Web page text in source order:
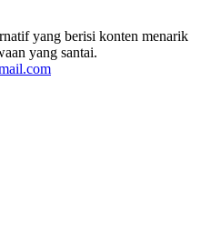
yang berisi konten menarik
yang santai.